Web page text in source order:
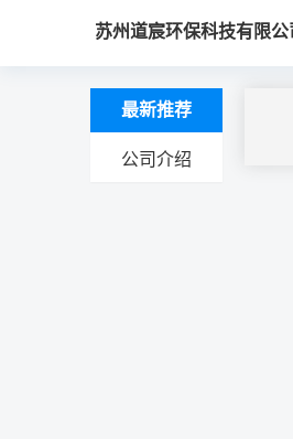
苏州道宸环保科技有限公
最新推荐
公司介绍